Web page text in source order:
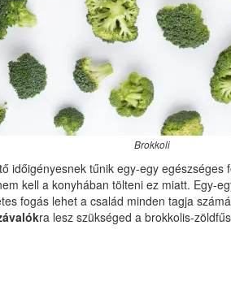
Brokkoli
időigényesnek tűnik egy-egy
kell a konyhában tölteni ez miatt. Egy-
fogás lehet a család minden tagja
ra lesz szükséged a brokkolis-